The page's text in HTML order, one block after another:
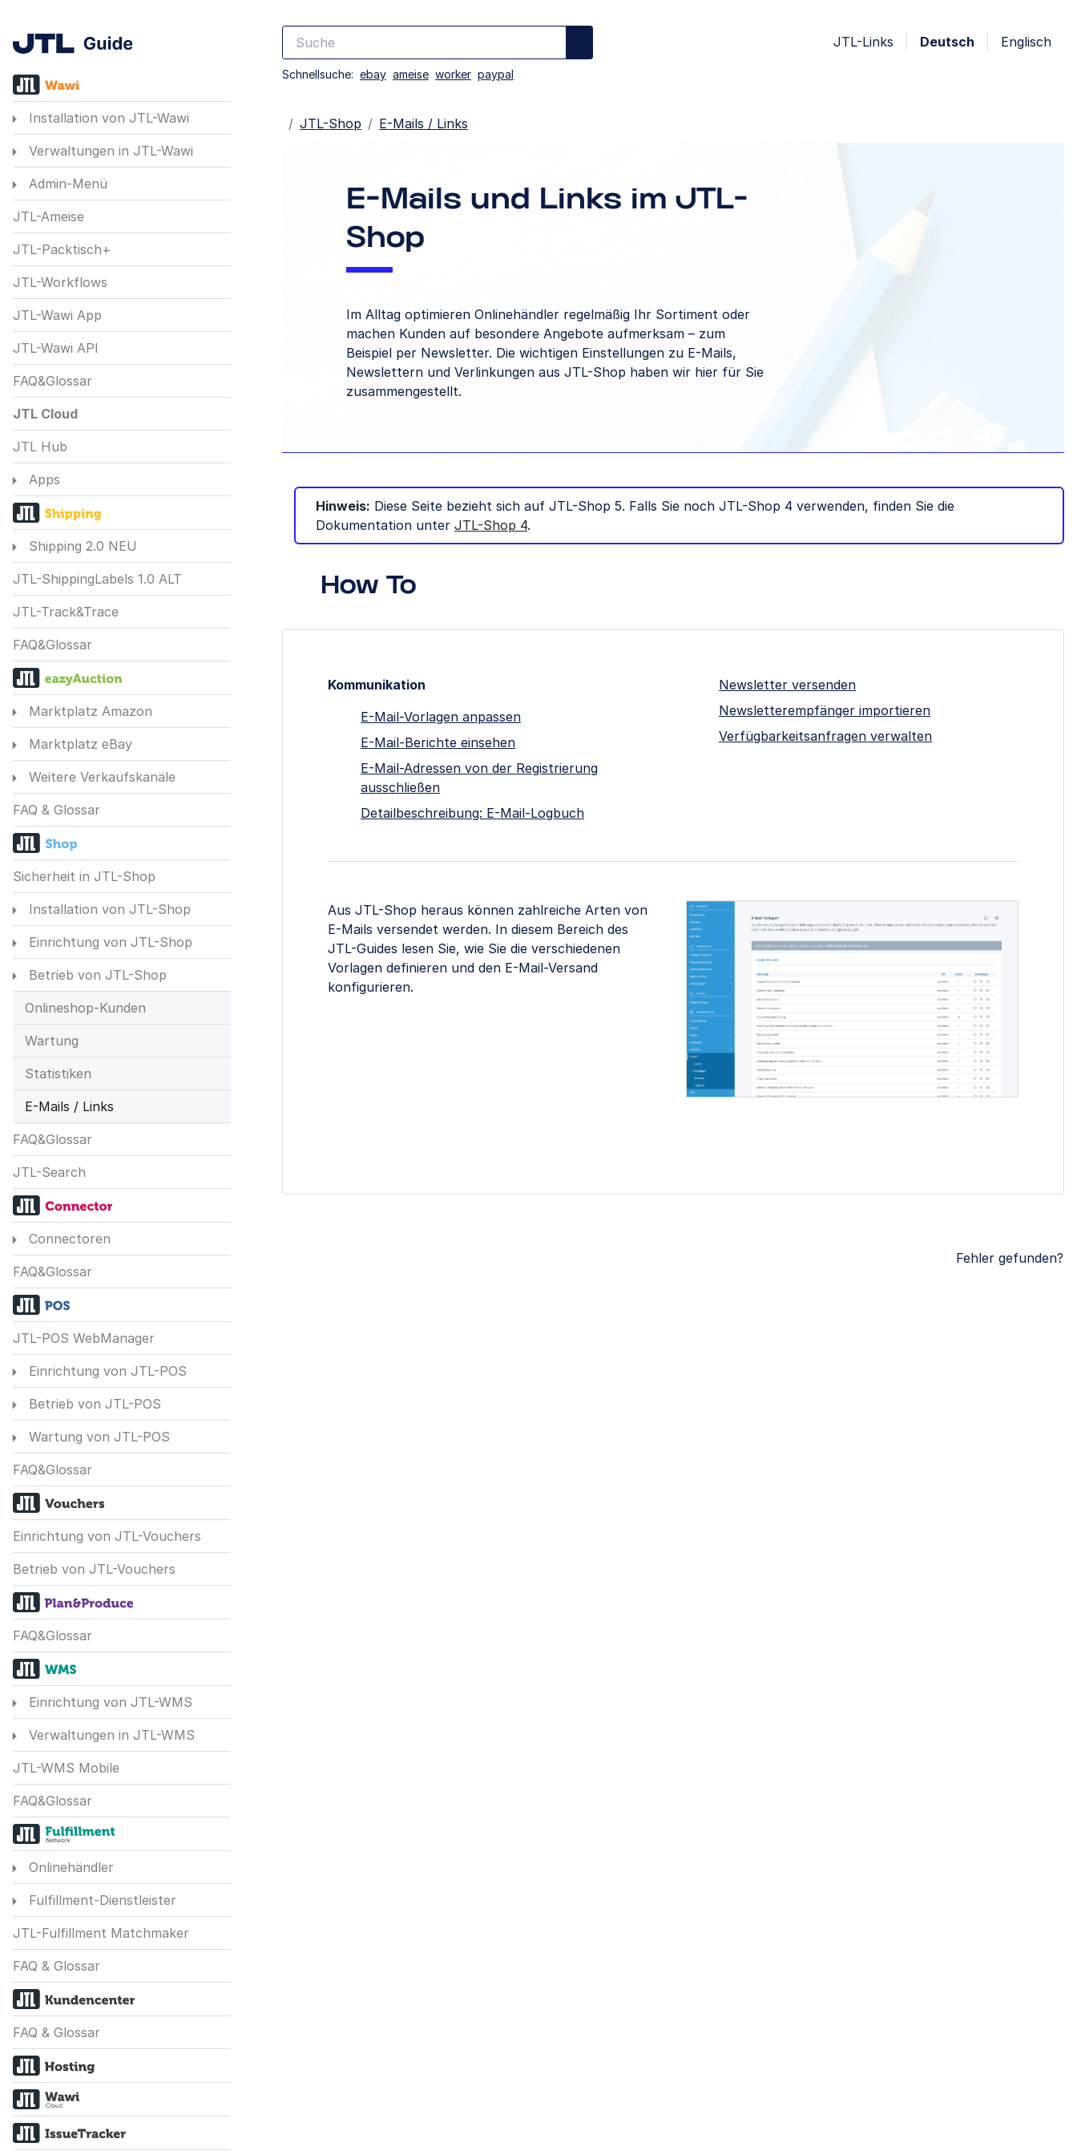
Installation von JTL-Wawi
Verwaltungen in JTL-Wawi
Admin-Menü
JTL-Ameise
JTL-Packtisch+
JTL-Workflows
JTL-Wawi App
JTL-Wawi API
FAQ&Glossar
JTL Cloud
JTL Hub
Apps
Shipping 2.0 NEU
JTL-ShippingLabels 1.0 ALT
JTL-Track&Trace
FAQ&Glossar
Marktplatz Amazon
Marktplatz eBay
Weitere Verkaufskanäle
FAQ & Glossar
Sicherheit in JTL-Shop
Installation von JTL-Shop
Einrichtung von JTL-Shop
Betrieb von JTL-Shop
Onlineshop-Kunden
Wartung
Statistiken
E-Mails / Links
FAQ&Glossar
JTL-Search
Connectoren
FAQ&Glossar
JTL-POS WebManager
Einrichtung von JTL-POS
Betrieb von JTL-POS
Wartung von JTL-POS
FAQ&Glossar
Einrichtung von JTL-Vouchers
Betrieb von JTL-Vouchers
FAQ&Glossar
Einrichtung von JTL-WMS
Verwaltungen in JTL-WMS
JTL-WMS Mobile
FAQ&Glossar
Onlinehändler
Fulfillment-Dienstleister
JTL-Fulfillment Matchmaker
FAQ & Glossar
FAQ & Glossar
Schnellsuche: ebay ameise worker paypal
JTL-Links Deutsch Englisch
Startseite
JTL-Shop E-Mails / Links
E-Mails und Links im JTL-
Shop
Im Alltag optimieren Onlinehändler regelmäßig Ihr Sortiment oder
machen Kunden auf besondere Angebote aufmerksam – zum
Beispiel per Newsletter. Die wichtigen Einstellungen zu E-Mails,
Newslettern und Verlinkungen aus JTL-Shop haben wir hier für Sie
zusammengestellt.
Hinweis: Diese Seite bezieht sich auf JTL-Shop 5. Falls Sie noch JTL-Shop 4 verwenden, finden Sie die
Dokumentation unter JTL-Shop 4.
How To
Kommunikation
E-Mail-Vorlagen anpassen
E-Mail-Berichte einsehen
E-Mail-Adressen von der Registrierung
ausschließen
Detailbeschreibung: E-Mail-Logbuch
Newsletter versenden
Newsletterempfänger importieren
Verfügbarkeitsanfragen verwalten
Aus JTL-Shop heraus können zahlreiche Arten von
E-Mails versendet werden. In diesem Bereich des
JTL-Guides lesen Sie, wie Sie die verschiedenen
Vorlagen definieren und den E-Mail-Versand
konfigurieren.
Fehler gefunden?